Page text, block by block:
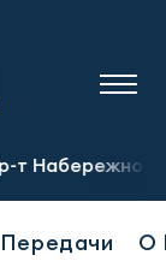
Передачи О